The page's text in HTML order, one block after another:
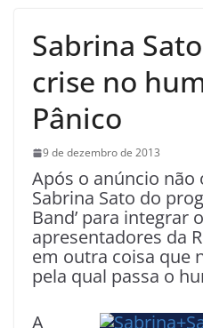
Sabrina
crise no
Pânico
9 de dezembro de 2013
Após o anúncio não
Sabrina Sato do
Band’ para integrar
apresentadores da
em outra coisa que
pela qual passa o
A